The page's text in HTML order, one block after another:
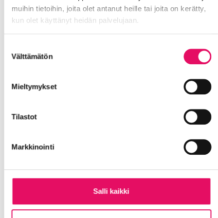
muihin tietoihin, joita olet antanut heille tai joita on kerätty,
kun olet käyttänyt heidän palvelujaan.
valinta
Välttämätön
Mieltymykset
Tilastot
Markkinointi
Salli kaikki
valmennus yrityksille – syyskuu
2026